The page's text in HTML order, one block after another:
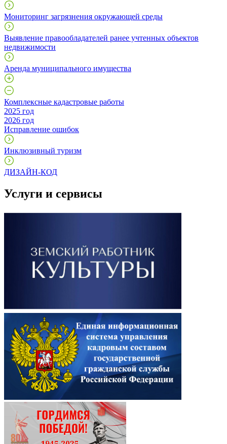
Мониторинг загрязнения окружающей среды
Выявление правообладателей ранее учтенных объектов
недвижимости
Аренда муниципального имущества
Комплексные кадастровые работы
2025 год
2026 год
Исправление ошибок
Инклюзивный туризм
ДИЗАЙН-КОД
Услуги и сервисы